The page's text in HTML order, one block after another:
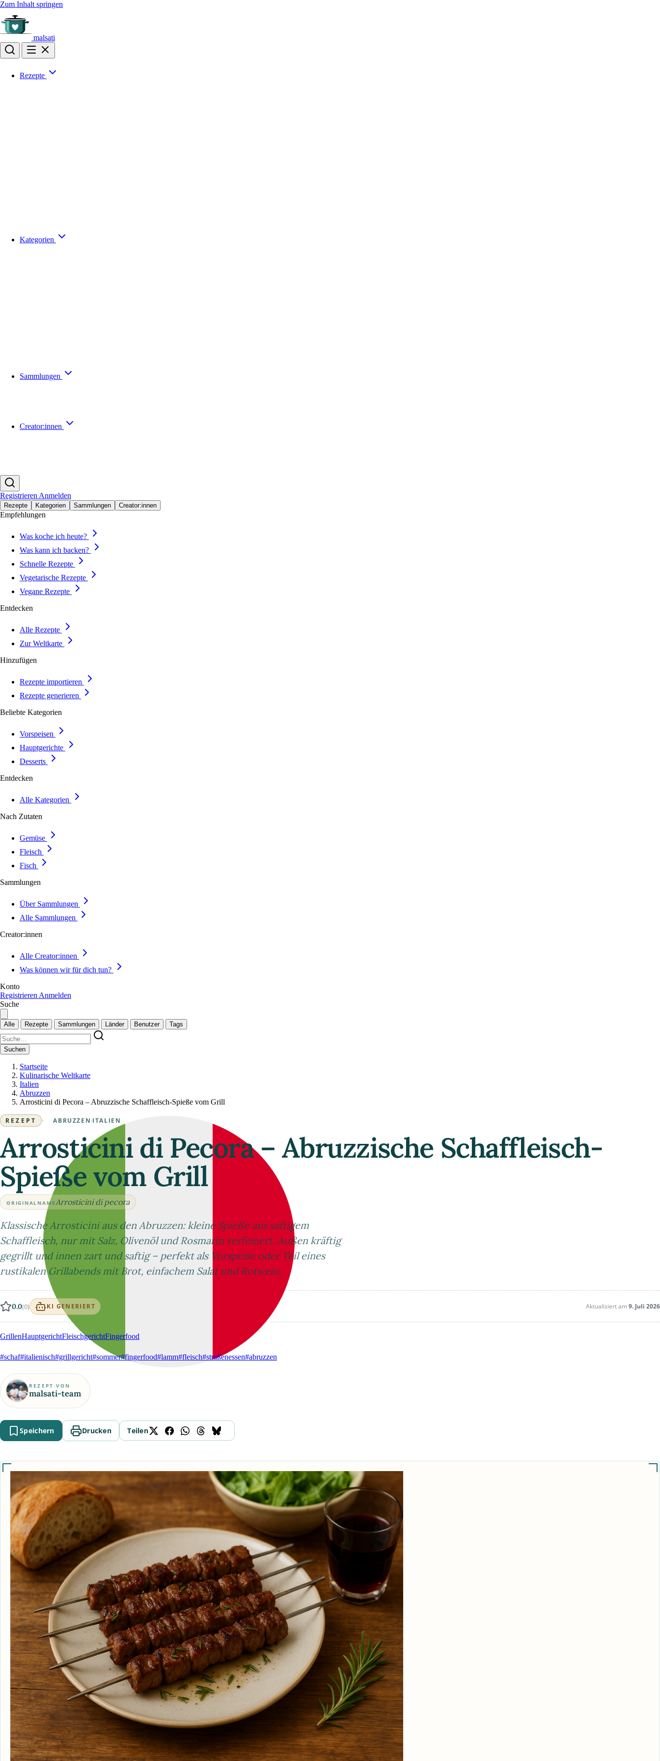
Zum Inhalt springen
malsati
Rezepte
Kategorien
Sammlungen
Creator:innen
Registrieren Anmelden
Rezepte Kategorien Sammlungen Creator:innen
Empfehlungen
Was koche ich heute?
Was kann ich backen?
Schnelle Rezepte
Vegetarische Rezepte
Vegane Rezepte
Entdecken
Alle Rezepte
Zur Weltkarte
Hinzufügen
Rezepte importieren
Rezepte generieren
Beliebte Kategorien
Vorspeisen
Hauptgerichte
Desserts
Entdecken
Alle Kategorien
Nach Zutaten
Gemüse
Fleisch
Fisch
Sammlungen
Über Sammlungen
Alle Sammlungen
Creator:innen
Alle Creator:innen
Was können wir für dich tun?
Konto
Registrieren Anmelden
Suche
Alle Rezepte Sammlungen Länder Benutzer Tags
Suchen
Startseite
Kulinarische Weltkarte
Italien
Abruzzen
Arrosticini di Pecora – Abruzzische Schaffleisch-Spieße vom Grill
REZEPT · ABRUZZEN ·ITALIEN
Arrosticini di Pecora – Abruzzische Schaffleisch-
Spieße vom Grill
ORIGINALNAMEArrosticini di pecora
Klassische Arrosticini aus den Abruzzen: kleine Spieße aus saftigem
Schaffleisch, nur mit Salz, Olivenöl und Rosmarin verfeinert. Außen kräftig
gegrillt und innen zart und saftig – perfekt als Vorspeise oder Teil eines
rustikalen Grillabends mit Brot, einfachem Salat und Rotwein.
0.0(0) KI GENERIERT Aktualisiert am 9. Juli 2026
GrillenHauptgerichtFleischgerichtFingerfood
#schaf#italienisch#grillgericht#sommer#fingerfood#lamm#fleisch#straßenessen#abruzzen
REZEPT VON
malsati-team
Speichern Drucken Teilen